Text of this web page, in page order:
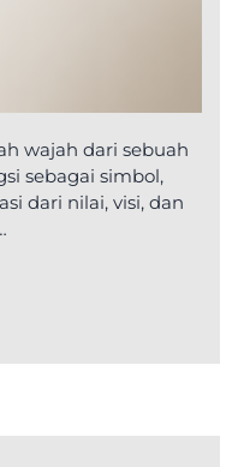
wajah dari sebuah
sebagai simbol,
dari nilai, visi, dan